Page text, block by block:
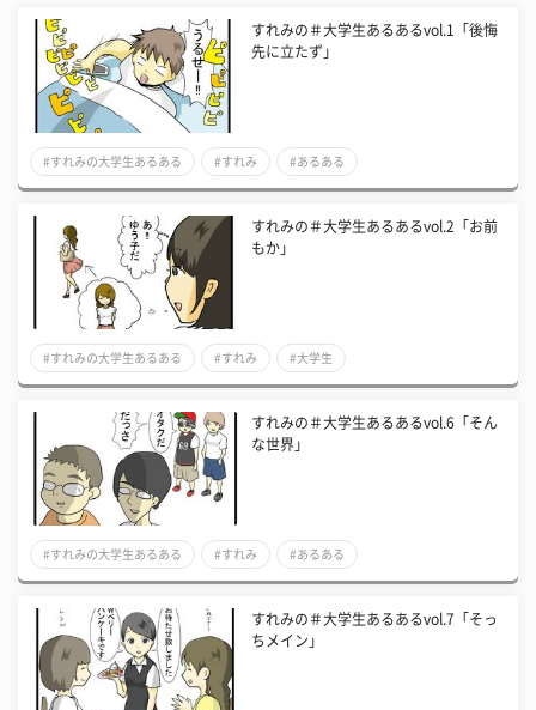
すれみの＃大学生あるあるvol.1「後悔
先に立たず」
#すれみの大学生あるある #すれみ #あるある
すれみの＃大学生あるあるvol.2「お前
もか」
#すれみの大学生あるある #すれみ #大学生
すれみの＃大学生あるあるvol.6「そん
な世界」
#すれみの大学生あるある #すれみ #あるある
すれみの＃大学生あるあるvol.7「そっ
ちメイン」